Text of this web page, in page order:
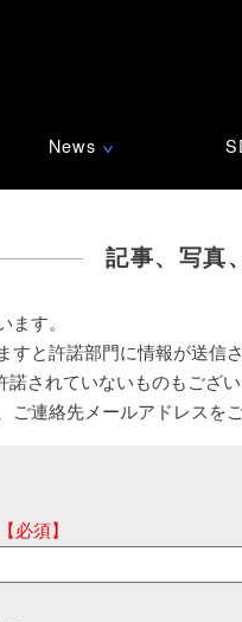
News ∨
記事、写真
ます。
すと許諾部門に情報が送信
諾されていないものもござ
ご連絡先メールアドレスを
【必須】